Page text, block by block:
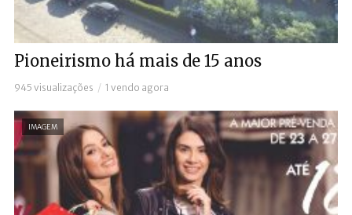
Pioneirismo há mais de 15 anos
945 visualizações 1 vendo agora
IMAGEM